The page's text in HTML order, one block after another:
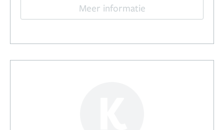
Meer informatie